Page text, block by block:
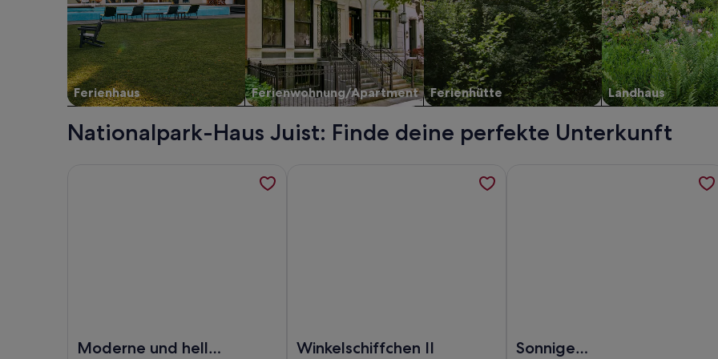
Ferienhaus Ferienwohnung/Apartment Ferienhütte Landhaus
Nationalpark-Haus Juist: Finde deine perfekte Unterkunft
Moderne und helle
Winkelschiffchen II
Sonnige